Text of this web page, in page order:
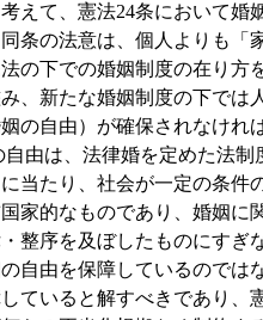
えて、憲法24条において
条の法意は、個人よりも「
の下での婚姻制度の在り
、新たな婚姻制度の下で
の自由）が確保されなけれ
由は、法律婚を定めた法制
当たり、社会が一定の条
家的なものであり、婚姻
整序を及ぼしたものにすぎ
自由を保障しているので
ていると解すべきであり